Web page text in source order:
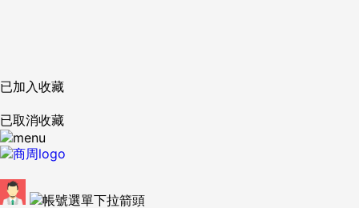
已加入收藏
已取消收藏